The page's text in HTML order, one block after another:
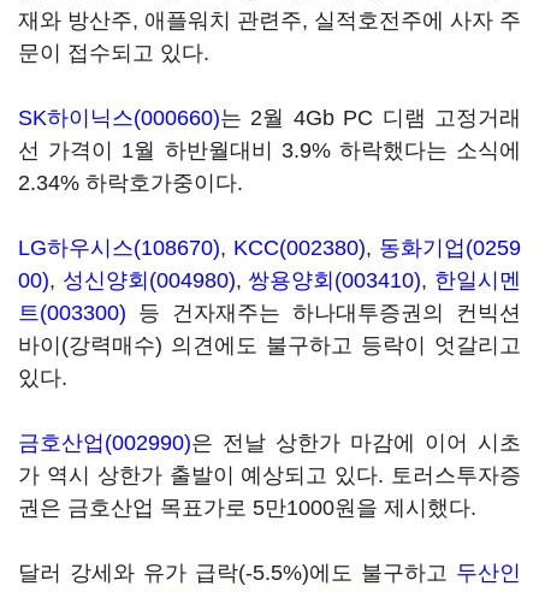
재와 방산주, 애플워치 관련주, 실적호전주에 사자 주
문이 접수되고 있다.
SK하이닉스(000660)는 2월 4Gb PC 디램 고정거래
선 가격이 1월 하반월대비 3.9% 하락했다는 소식에
2.34% 하락호가중이다.
LG하우시스(108670), KCC(002380), 동화기업(0259
00), 성신양회(004980), 쌍용양회(003410), 한일시멘
트(003300) 등 건자재주는 하나대투증권의 컨빅션
바이(강력매수) 의견에도 불구하고 등락이 엇갈리고
있다.
금호산업(002990)은 전날 상한가 마감에 이어 시초
가 역시 상한가 출발이 예상되고 있다. 토러스투자증
권은 금호산업 목표가로 5만1000원을 제시했다.
달러 강세와 유가 급락(-5.5%)에도 불구하고 두산인